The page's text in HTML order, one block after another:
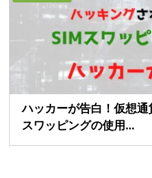
ハッカーが告白！仮想
スワッピングの使用...